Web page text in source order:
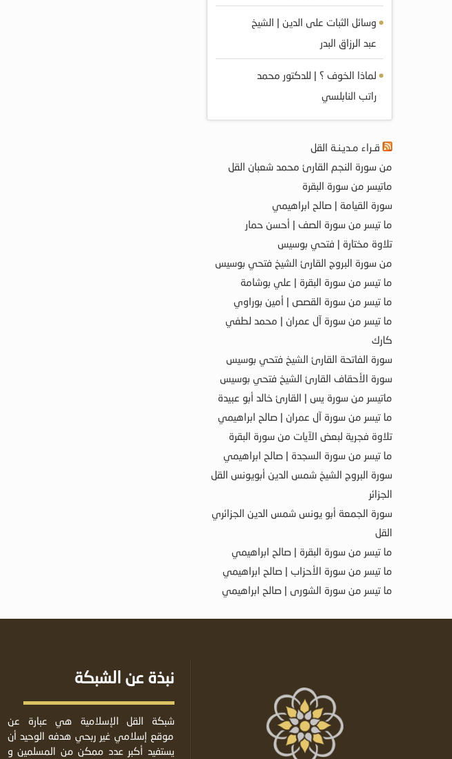
وسائل الثبات على الدين | الشيخ
عبد الرزاق البدر
لماذا الخوف ؟ | للدكتور محمد
راتب النابلسي
قـراء مـديـنـة القل
من سورة النجم القارئ محمد شعبان القل
ماتيسر من سورة البقرة
سورة القيامة | صالح ابراهيمي
ما تيسر من سورة الصف | أحسن حمار
تلاوة مختارة | فتحي بوسيس
من سورة البروج القارئ الشيخ فتحي بوسيس
ما تيسر من سورة البقرة | علي بوشامة
ما تيسر من سورة القصص | أمين بوراوي
ما تيسر من سورة آل عمران | محمد لطفي
كارك
سورة الفاتحة القارئ الشيخ فتحي بوسيس
سورة الأحقاف القارئ الشيخ فتحي بوسيس
ماتيسر من سورة يس | القارئ خالد أبو عبيدة
ما تيسر من سورة آل عمران | صالح ابراهيمي
تلاوة فجرية لبعض الآيات من سورة البقرة
ما تيسر من سورة السجدة | صالح ابراهيمي
سورة البروج الشيخ شمس الدين أبويونس القل
الجزائر
سورة الجمعة أبو يونس شمس الدين الجزائري
القل
ما تيسر من سورة البقرة | صالح ابراهيمي
ما تيسر من سورة الأحزاب | صالح ابراهيمي
ما تيسر من سورة الشورى | صالح ابراهيمي
نبذة عن الشبكة
شبكة القل الإسلامية هي عبارة عن
موقع إسلامي غير ربحي هدفه الوحيد أن
يستفيد أكبر عدد ممكن من المسلمين و